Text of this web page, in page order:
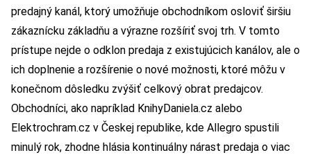
predajný kanál, ktorý umožňuje obchodníkom osloviť širšiu
zákaznícku základňu a výrazne rozšíriť svoj trh. V tomto
prístupe nejde o odklon predaja z existujúcich kanálov, ale o
ich doplnenie a rozšírenie o nové možnosti, ktoré môžu v
konečnom dôsledku zvýšiť celkový obrat predajcov.
Obchodníci, ako napríklad KnihyDaniela.cz alebo
Elektrochram.cz v Českej republike, kde Allegro spustili
minulý rok, zhodne hlásia kontinuálny nárast predaja o viac